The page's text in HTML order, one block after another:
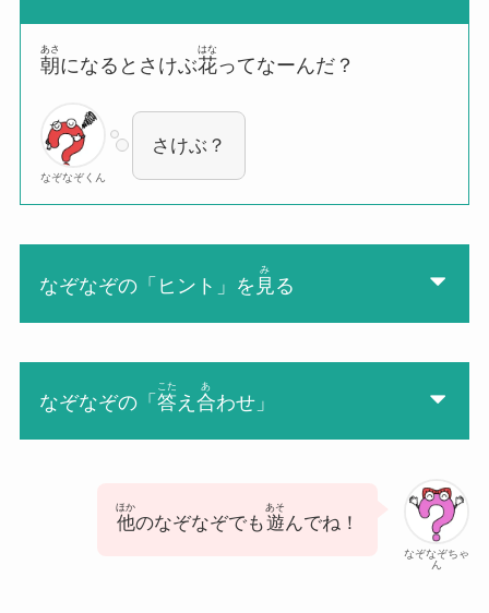
朝
あさ
になるとさけぶ花
はな
ってなーんだ？
なぞなぞくん
さけぶ？
なぞなぞの「ヒント」を 見
み
る
なぞなぞの「 答
こた
え 合
あ
わせ」
なぞなぞちゃ
ん
他
ほか
のなぞなぞでも遊
あそ
んでね！